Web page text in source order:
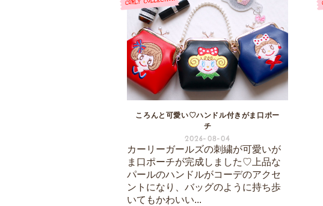
ころんと可愛い♡ハンドル付きがま口ポー
チ
2026-08-04
カーリーガールズの刺繍が可愛いが
ま口ポーチが完成しました♡上品な
パールのハンドルがコーデのアクセ
ントになり、バッグのように持ち歩
いてもかわいい...